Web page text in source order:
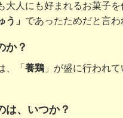
大人にも好まれるお菓子を
」 であったためだと言わ
か？
、「 養鶏 」が盛に行われ
は、いつか？